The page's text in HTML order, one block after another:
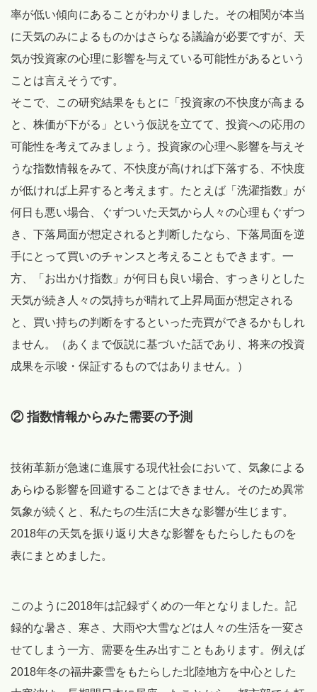
率が低い傾向にあることがわかりました。その相関が本当
に天気のみによるものかはさらなる議論が必要ですが、天
気が投資家の心理に影響を与えている可能性があるという
ことは言えそうです。
そこで、この研究結果をもとに「投資家の不快度が高まる
と、株価が下がる」という仮説を立てて、投資への応用の
可能性を考えてみましょう。投資家の心理へ影響を与えそ
うな指数情報をみて、不快度が高ければ下落する、不快度
が低ければ上昇すると考えます。たとえば「洗濯指数」が
何日も悪い場合、ぐずついた天気から人々の心理もぐずつ
き、下落局面が想定されると判断したなら、下落局面を逆
手にとって買いのチャンスと考えることもできます。一
方、「お出かけ指数」が何日も良い場合、すっきりとした
天気が続き人々の気持ちが晴れて上昇局面が想定される
と、買い持ちの判断をするといった売買ができるかもしれ
ません。（あくまで仮説に基づいた話であり、将来の投資
成果を示唆・保証するものではありません。）
② 指数情報からみた需要の予測
技術革新が急速に進展する現代社会において、気象による
あらゆる影響を回避することはできません。そのため異常
気象が続くと、私たちの生活に大きな影響が生じます。
2018年の天気を振り返り大きな影響をもたらしたものを
表にまとめました。
このように2018年は記録ずくめの一年となりました。記
録的な暑さ、寒さ、大雨や大雪などは人々の生活を一変さ
せてしまう一方、需要を生み出すこともあります。例えば
2018年冬の福井豪雪をもたらした北陸地方を中心とした